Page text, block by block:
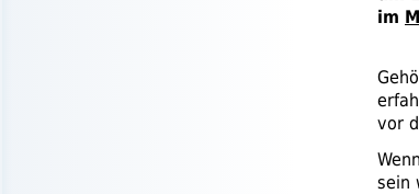
im
vor
sein